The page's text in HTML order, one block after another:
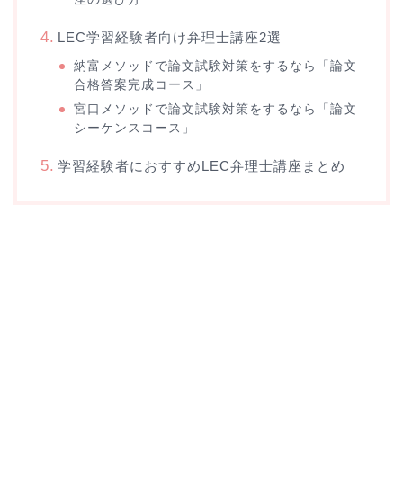
LEC学習経験者向け弁理士講座2選
納富メソッドで論文試験対策をするなら「論文
合格答案完成コース」
宮口メソッドで論文試験対策をするなら「論文
シーケンスコース」
学習経験者におすすめLEC弁理士講座まとめ